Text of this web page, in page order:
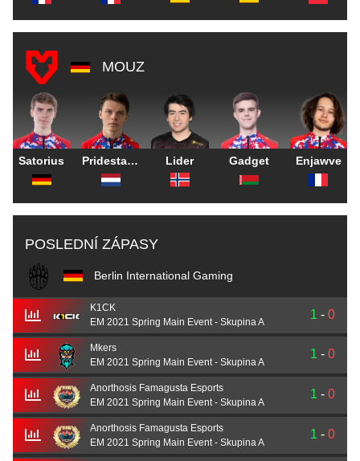
MOUZ
Satorius Pridestalkr Lider Gadget Enjawve
POSLEDNÍ ZÁPASY
Berlin International Gaming
K1CK
EM 2021 Spring Main Event - Skupina A
1 - 0
Mkers
EM 2021 Spring Main Event - Skupina A
1 - 0
Anorthosis Famagusta Esports
EM 2021 Spring Main Event - Skupina A
1 - 0
Anorthosis Famagusta Esports
EM 2021 Spring Main Event - Skupina A
1 - 0